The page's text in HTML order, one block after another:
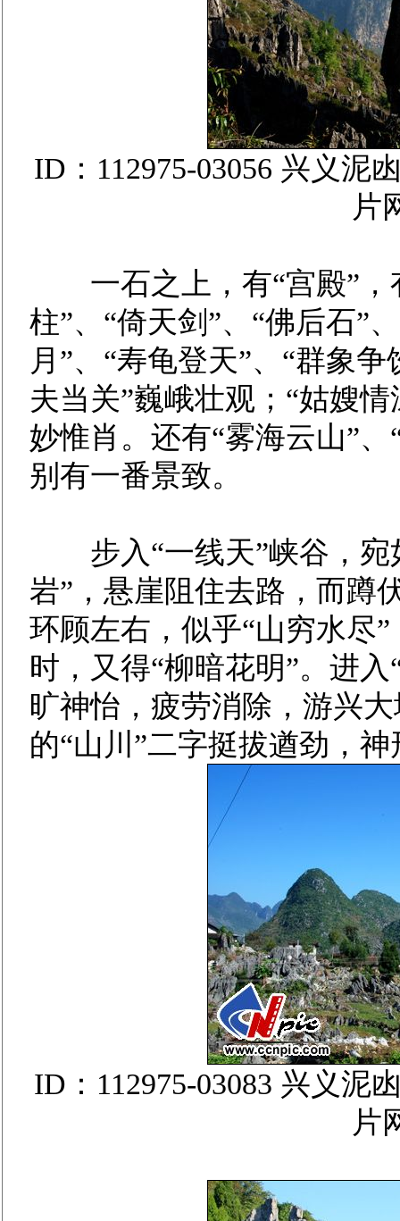
ID：112975-03056 兴义
片
一石之上，有“宫殿”，
柱”、“倚天剑”、“佛后石”
月”、“寿龟登天”、“群象
夫当关”巍峨壮观；“姑嫂
妙惟肖。还有“雾海云山”
别有一番景致。
步入“一线天”峡谷，宛
岩”，悬崖阻住去路，而蹲
环顾左右，似乎“山穷水尽
时，又得“柳暗花明”。进
旷神怡，疲劳消除，游兴
的“山川”二字挺拔遒劲，
ID：112975-03083 兴义
片